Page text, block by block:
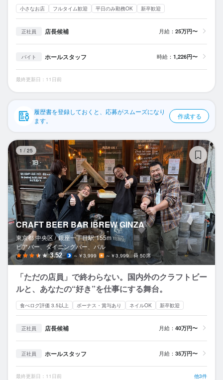
ヘルプ・お問い合わせフォーム
掲載をご検討の店舗様へ
食べログ求人PRESS
利用規約
小さなお店 フルタイム歓迎 平日のみ勤務OK 新卒歓迎
正社員 店長候補 月給： 25万円〜
バイト ホールスタッフ 時給： 1,226円〜
最終更新日：11日前
履歴書を登録しておくと、応募がスムーズになり
ます。
作成する
1 / 25
CRAFT BEER BAR IBREW GINZA
東京都 中央区 / 銀座一丁目駅 155m
ビアバー、ダイニングバー、バル
3.52 ～￥3,999 ～￥3,999 50席
「ただの店員」で終わらない。国内外のクラフトビー
ルと、あなたの“好き”を仕事にする舞台。
食べログ評価 3.5以上 ボーナス・賞与あり ネイルOK 新卒歓迎
正社員 店長候補 月給： 40万円〜
正社員 ホールスタッフ 月給： 35万円〜
最終更新日：11日前 他3件